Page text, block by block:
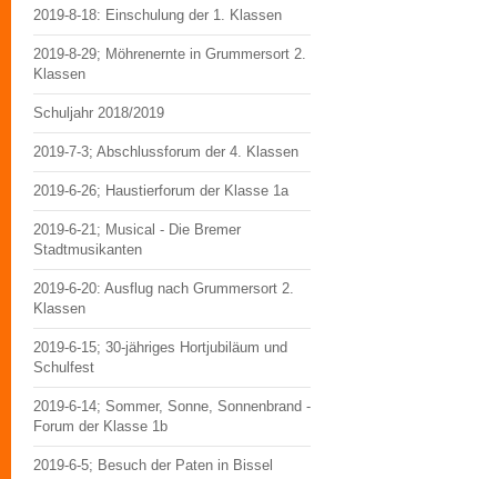
2019-8-18: Einschulung der 1. Klassen
2019-8-29; Möhrenernte in Grummersort 2.
Klassen
Schuljahr 2018/2019
2019-7-3; Abschlussforum der 4. Klassen
2019-6-26; Haustierforum der Klasse 1a
2019-6-21; Musical - Die Bremer
Stadtmusikanten
2019-6-20: Ausflug nach Grummersort 2.
Klassen
2019-6-15; 30-jähriges Hortjubiläum und
Schulfest
2019-6-14; Sommer, Sonne, Sonnenbrand -
Forum der Klasse 1b
2019-6-5; Besuch der Paten in Bissel